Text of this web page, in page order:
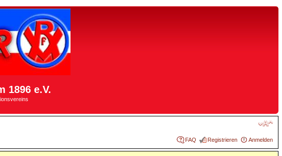
1896 e.V.
FAQ Registrieren Anmelden